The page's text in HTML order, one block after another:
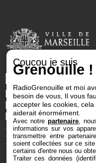
Coucou je suis
Grenouille !
RadioGrenouille et moi
besoin de vous, Il vous
accepter les cookies, cela
aiderait énormément.
Avec notrepartenaire ,
informations sur vos
transmettre entre
soient collectées sur ce
certains d'entre nous ou
Traiter ces données